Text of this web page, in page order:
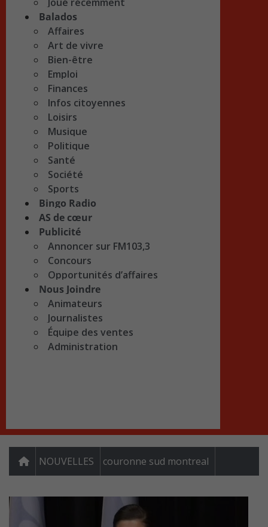
Balados
Affaires
Art de vivre
Bien-être
Emploi
Finances
Infos citoyennes
Loisirs
Musique
Politique
Santé
Société
Sports
Bingo Radio
AS de cœur
Publicité
Annoncer sur FM103,3
Concours
Opportunités d’affaires
Nous Joindre
Animateurs
Journalistes
Équipe des ventes
Administration
NOUVELLES couronne sud montreal